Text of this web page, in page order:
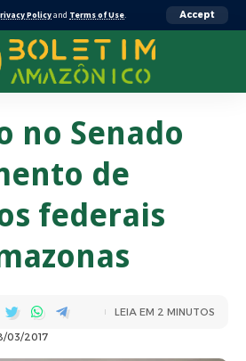
Policyand Terms of Use. Accept
no Senado
de
federais
03/2017
LEIA EM 2 MINUTOS